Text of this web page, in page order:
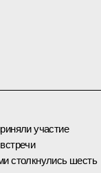
участие
столкнулись шесть